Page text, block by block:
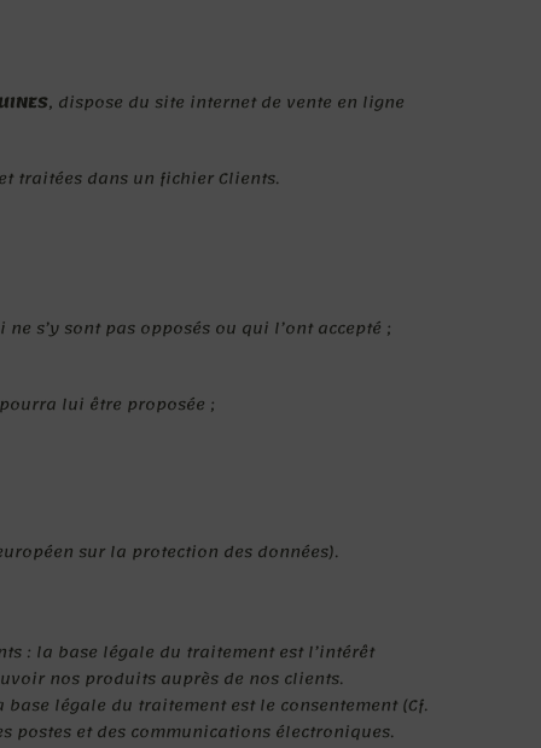
, dispose du site internet de vente en ligne
traitées dans un fichier Clients.
s’y sont pas opposés ou qui l’ont accepté ;
lui être proposée ;
sur la protection des données).
: la base légale du traitement est l’intérêt
nos produits auprès de nos clients.
base légale du traitement est le consentement (Cf.
postes et des communications électroniques.